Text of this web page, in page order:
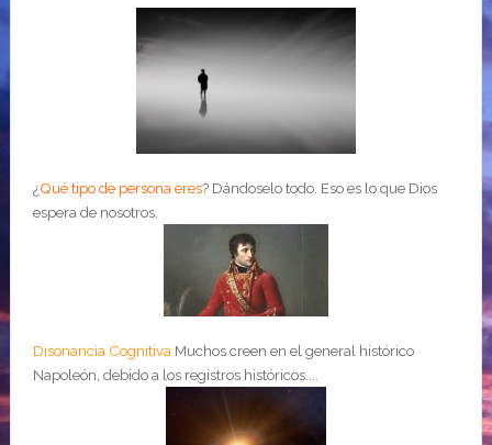
¿Qué tipo de persona eres? Dándoselo todo. Eso es lo que Dios
espera de nosotros.
Disonancia Cognitiva Muchos creen en el general histórico
Napoleón, debido a los registros históricos....